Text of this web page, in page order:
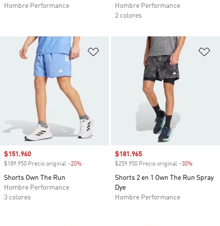
Hombre Performance
Hombre Performance
2 colores
Añadir a la lista de deseos
Precio de venta
$151.960
$189.950 Precio original -20%
Shorts Own The Run
Hombre Performance
3 colores
Precio de venta
$181.965
$259.950 Precio original -30%
Shorts 2 en 1 Own The Run Spray
Dye
Hombre Performance